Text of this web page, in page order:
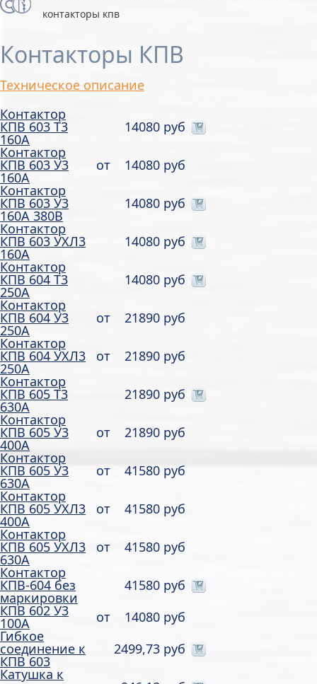
контакторы кпв
Контакторы КПВ
Техническое описание
Контактор
КПВ 603 Т3
160А
14080 руб
Контактор
КПВ 603 У3
160А
от
14080 руб
Контактор
КПВ 603 У3
160А 380В
14080 руб
Контактор
КПВ 603 УХЛ3
160А
14080 руб
Контактор
КПВ 604 Т3
250А
14080 руб
Контактор
КПВ 604 У3
250А
от
21890 руб
Контактор
КПВ 604 УХЛ3
250А
от
21890 руб
Контактор
КПВ 605 Т3
630А
21890 руб
Контактор
КПВ 605 У3
400А
от
21890 руб
Контактор
КПВ 605 У3
630А
от
41580 руб
Контактор
КПВ 605 УХЛ3
400А
от
41580 руб
Контактор
КПВ 605 УХЛ3
630А
от
41580 руб
Контактор
КПВ-604 без
маркировки
41580 руб
КПВ 602 У3
100А от
14080 руб
Гибкое
соединение к
КПВ 603
2499,73 руб
Катушка к